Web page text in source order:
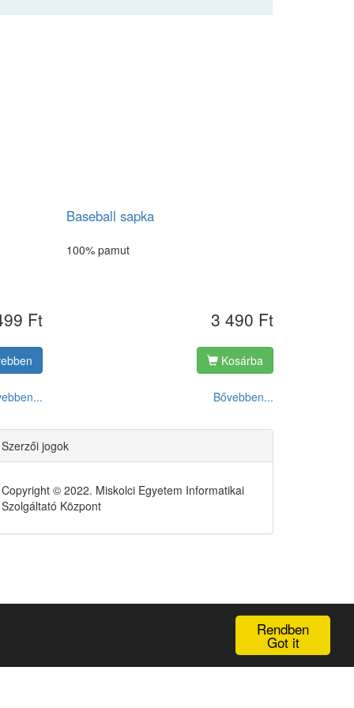
Rendben
Got it
Ft
Baseball sapka
100% pamut
3 490 Ft
Kosárba
Bővebben...
Szerzői jogok
Copyright © 2022. Miskolci Egyetem Informatikai
Szolgáltató Központ